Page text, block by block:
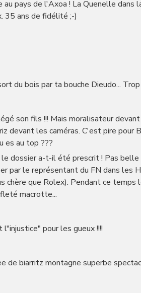
pays de l'Axoa ! La Quenelle dans
35 ans de fidélité ;-)
du bois par ta bouche Dieudo...
son fils !!! Mais moralisateur
devant les caméras. C'est pire pour
es au top ???
dossier a-t-il été prescrit ! Pas
par le représentant du FN dans les
chère que Rolex). Pendant ce
macrotte...
pour les gueux !!!!
de biarritz montagne superbe